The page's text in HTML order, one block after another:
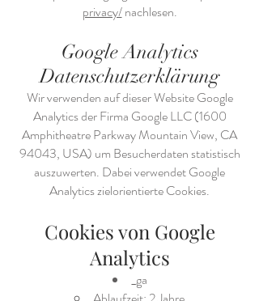
privacy/nachlesen.
Google Analytics
Datenschutzerklärung
Wir verwenden auf dieser Website Google
Analytics der Firma Google LLC (1600
Amphitheatre Parkway Mountain View, CA
94043, USA) um Besucherdaten statistisch
auszuwerten. Dabei verwendet Google
Analytics zielorientierte Cookies.
Cookies von Google
Analytics
_ga